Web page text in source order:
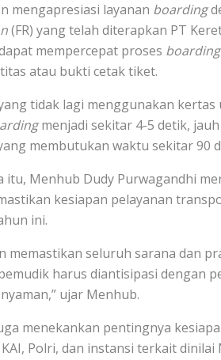
mengapresiasi layanan boarding
(FR) yang telah diterapkan PT
mempercepat proses boarding
atau bukti cetak tiket.
tidak lagi menggunakan
menjadi sekitar 4-5 detik,
membutukan waktu sekitar 90
itu, Menhub Dudy Purwagandhi
kesiapan pelayanan
ini.
memastikan seluruh sarana dan
harus diantisipasi dengan
ujar Menhub.
menekankan pentingnya
Polri, dan instansi terkait